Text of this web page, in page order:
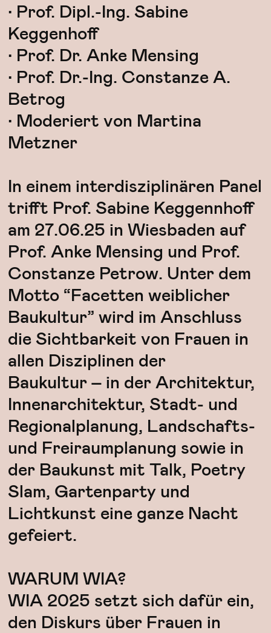
• Prof. Dipl.-Ing. Sabine
Keggenhoff
• Prof. Dr. Anke Mensing
• Prof. Dr.-Ing. Constanze A.
Betrog
• Moderiert von Martina
Metzner
In einem interdisziplinären Panel
trifft Prof. Sabine Keggennhoff
am 27.06.25 in Wiesbaden auf
Prof. Anke Mensing und Prof.
Constanze Petrow. Unter dem
Motto “Facetten weiblicher
Baukultur” wird im Anschluss
die Sichtbarkeit von Frauen in
allen Disziplinen der
Baukultur – in der Architektur,
Innenarchitektur, Stadt- und
Regionalplanung, Landschafts-
und Freiraumplanung sowie in
der Baukunst mit Talk, Poetry
Slam, Gartenparty und
Lichtkunst eine ganze Nacht
gefeiert.
WARUM WIA?
WIA 2025 setzt sich dafür ein,
den Diskurs über Frauen in